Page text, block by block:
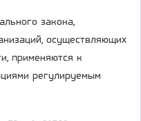
закона,
осуществляющих
применяются к
регулируемым